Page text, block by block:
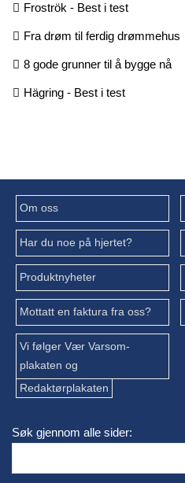
Froströk - Best i test
Fra drøm til ferdig drømmehus
8 gode grunner til å bygge nå
Hägring - Best i test
Om oss
Har du noe på hjertet?
Produktnyheter
Mottatt en faktura fra oss?
Vi følger Vær Varsom-
plakaten og
Redaktørplakaten
Søk gjennom alle sider: